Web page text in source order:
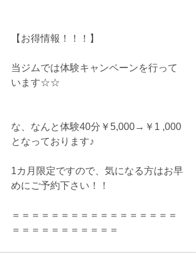
【お得情報！！！】
当ジムでは体験キャンペーンを行って
います☆☆
な、なんと体験40分￥5,000→￥1 ,000
となっております♪
1カ月限定ですので、気になる方はお早
めにご予約下さい！！
＝＝＝＝＝＝＝＝＝＝＝＝＝＝＝＝＝
＝＝＝＝＝＝＝＝＝＝＝